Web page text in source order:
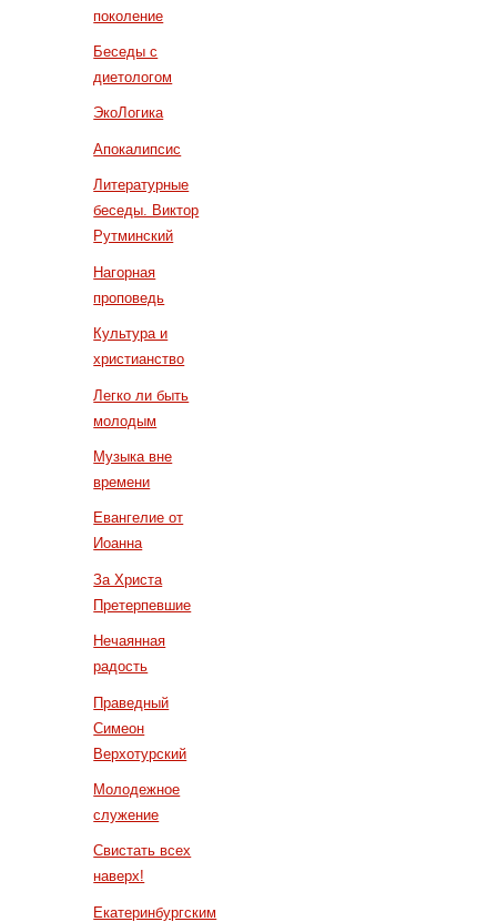
поколение
Беседы с
диетологом
ЭкоЛогика
Апокалипсис
Литературные
беседы. Виктор
Рутминский
Нагорная
проповедь
Культура и
христианство
Легко ли быть
молодым
Музыка вне
времени
Евангелие от
Иоанна
За Христа
Претерпевшие
Нечаянная
радость
Праведный
Симеон
Верхотурский
Молодежное
служение
Свистать всех
наверх!
Екатеринбургским